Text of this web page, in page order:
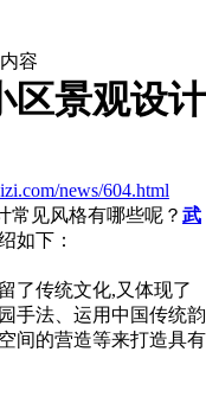
容
区景观设计
news/604.html
见风格有哪些呢？ 武
如下：
了传统文化,又体现了
手法、运用中国传统韵
空间的营造等来打造具有